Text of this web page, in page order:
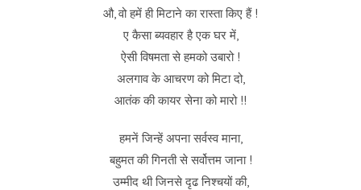
औ, वो हमें ही मिटाने का रास्ता किए हैं !
ए कैसा ब्यवहार है एक घर में,
ऐसी विषमता से हमको उबारो !
अलगाव के आचरण को मिटा दो,
आतंक की कायर सेना को मारो !!
हमनें जिन्हें अपना सर्वस्व माना,
बहुमत की गिनती से सर्वोत्तम जाना !
उम्मीद थी जिनसे दृढ निश्चयों की,